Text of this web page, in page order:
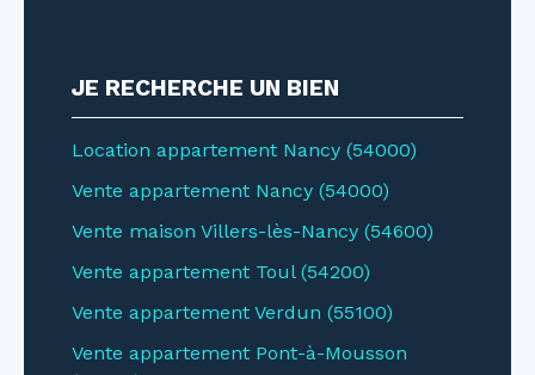
JE RECHERCHE UN BIEN
Location appartement Nancy (54000)
Vente appartement Nancy (54000)
Vente maison Villers-lès-Nancy (54600)
Vente appartement Toul (54200)
Vente appartement Verdun (55100)
Vente appartement Pont-à-Mousson